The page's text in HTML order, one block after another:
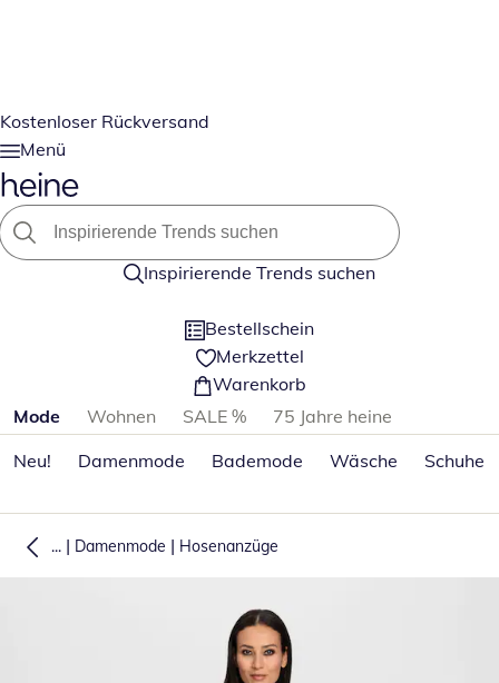
Kostenloser Rückversand
Menü
Inspirierende Trends suchen
Bestellschein
Merkzettel
Warenkorb
Produktkategorien überspringen
Mode Wohnen SALE %
75 Jahre heine
Neu!
Damenmode Bademode Wäsche Schuhe
... | Damenmode | Hosenanzüge